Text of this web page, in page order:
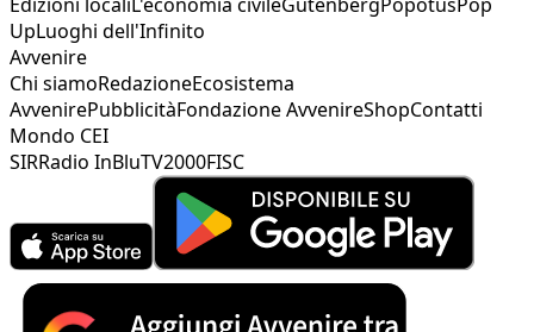
UpLuoghi dell'Infinito
Avvenire
Chi siamoRedazioneEcosistema
AvvenirePubblicitàFondazione AvvenireShopContatti
Mondo CEI
SIRRadio InBluTV2000FISC